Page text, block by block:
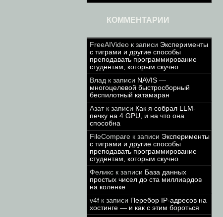
КОММЕНТАРИИ
FreeAIVideo к записи Эксперименты
с тиграми и другие способы
преподавать программирование
студентам, которым скучно
Влад к записи NAVIS —
многоцелевой быстросборный
беспилотный катамаран
Азатк записи Как я собрал LLM-
печку на 4 GPU, и на что она
способна
FileCompare к записи Эксперименты
с тиграми и другие способы
преподавать программирование
студентам, которым скучно
Феликс к записи База данных
простых чисел до ста миллиардов
на коленке
v4f к записи Перебор IP-адресов на
хостинге — и как с этим бороться